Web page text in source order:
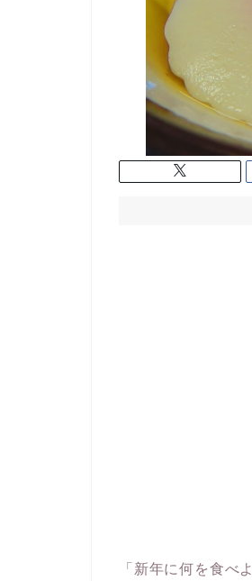
「新年に何を食べ